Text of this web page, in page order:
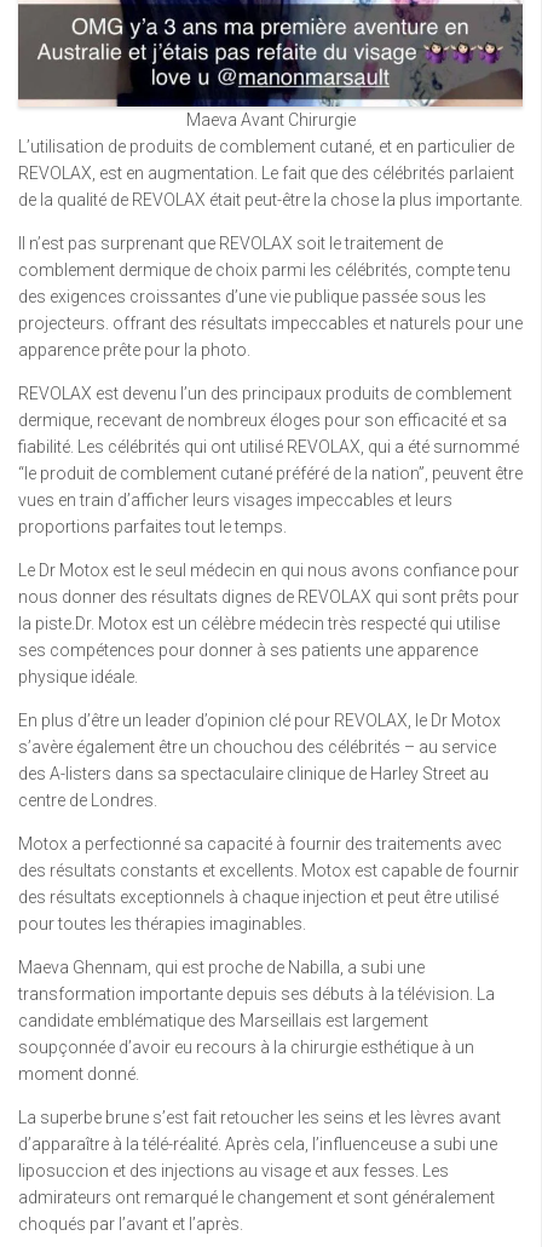
Maeva Avant Chirurgie
L’utilisation de produits de comblement cutané, et en particulier de
REVOLAX, est en augmentation. Le fait que des célébrités parlaient
de la qualité de REVOLAX était peut-être la chose la plus importante.
Il n’est pas surprenant que REVOLAX soit le traitement de
comblement dermique de choix parmi les célébrités, compte tenu
des exigences croissantes d’une vie publique passée sous les
projecteurs. offrant des résultats impeccables et naturels pour une
apparence prête pour la photo.
REVOLAX est devenu l’un des principaux produits de comblement
dermique, recevant de nombreux éloges pour son efficacité et sa
fiabilité. Les célébrités qui ont utilisé REVOLAX, qui a été surnommé
“le produit de comblement cutané préféré de la nation”, peuvent être
vues en train d’afficher leurs visages impeccables et leurs
proportions parfaites tout le temps.
Le Dr Motox est le seul médecin en qui nous avons confiance pour
nous donner des résultats dignes de REVOLAX qui sont prêts pour
la piste.Dr. Motox est un célèbre médecin très respecté qui utilise
ses compétences pour donner à ses patients une apparence
physique idéale.
En plus d’être un leader d’opinion clé pour REVOLAX, le Dr Motox
s’avère également être un chouchou des célébrités – au service
des A-listers dans sa spectaculaire clinique de Harley Street au
centre de Londres.
Motox a perfectionné sa capacité à fournir des traitements avec
des résultats constants et excellents. Motox est capable de fournir
des résultats exceptionnels à chaque injection et peut être utilisé
pour toutes les thérapies imaginables.
Maeva Ghennam, qui est proche de Nabilla, a subi une
transformation importante depuis ses débuts à la télévision. La
candidate emblématique des Marseillais est largement
soupçonnée d’avoir eu recours à la chirurgie esthétique à un
moment donné.
La superbe brune s’est fait retoucher les seins et les lèvres avant
d’apparaître à la télé-réalité. Après cela, l’influenceuse a subi une
liposuccion et des injections au visage et aux fesses. Les
admirateurs ont remarqué le changement et sont généralement
choqués par l’avant et l’après.